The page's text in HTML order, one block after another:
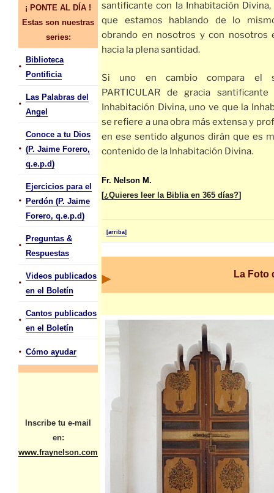
¡ PONTE AL DÍA !
Estas son nuestras
series:
•
Biblioteca
Pontificia
•
Las Palabras del
Angel
•
Conoce a tu Dios
(P. Jaime Forero,
q.e.p.d)
•
Ejercicios para el
Perdón (P. Jaime
Forero, q.e.p.d)
•
Preguntas &
Respuestas
•
Videos publicados
en el Boletín
•
Cantos publicados
en el Boletín
• Cómo ayudar
Inscribe tu e-mail
en:
www.fraynelson.com
santificante con la Inhabitación
que estamos hablando de lo
obrando en nosotros y con nosotros
hacia la plena santidad.
Si uno en cambio compara el
PARTICULAR de gracia
Inhabitación Divina, uno ve que la
se refiere a una obra más extensa y
en ese sentido algunos dirán que es
contenido de la Inhabitación Divina.
Fr. Nelson M.
[¿Quieres leer la Biblia en 365 días?]
[arriba]
La Foto